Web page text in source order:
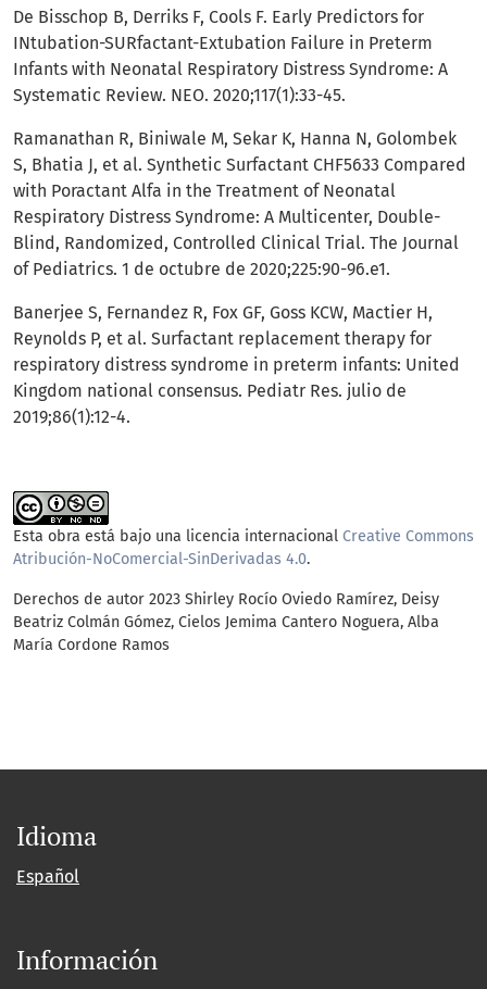
De Bisschop B, Derriks F, Cools F. Early Predictors for
INtubation-SURfactant-Extubation Failure in Preterm
Infants with Neonatal Respiratory Distress Syndrome: A
Systematic Review. NEO. 2020;117(1):33-45.
Ramanathan R, Biniwale M, Sekar K, Hanna N, Golombek
S, Bhatia J, et al. Synthetic Surfactant CHF5633 Compared
with Poractant Alfa in the Treatment of Neonatal
Respiratory Distress Syndrome: A Multicenter, Double-
Blind, Randomized, Controlled Clinical Trial. The Journal
of Pediatrics. 1 de octubre de 2020;225:90-96.e1.
Banerjee S, Fernandez R, Fox GF, Goss KCW, Mactier H,
Reynolds P, et al. Surfactant replacement therapy for
respiratory distress syndrome in preterm infants: United
Kingdom national consensus. Pediatr Res. julio de
2019;86(1):12-4.
Esta obra está bajo una licencia internacional Creative Commons
Atribución-NoComercial-SinDerivadas 4.0.
Derechos de autor 2023 Shirley Rocío Oviedo Ramírez, Deisy
Beatriz Colmán Gómez, Cielos Jemima Cantero Noguera, Alba
María Cordone Ramos
Idioma
Español
Información